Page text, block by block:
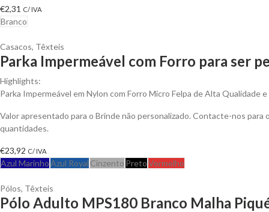
€2,31 C/ IVA
Branco
Casacos, Têxteis
Parka Impermeável com Forro para ser
Highlights:
Parka Impermeável em Nylon com Forro Micro Felpa de Alta Qualidade
Valor apresentado para o Brinde não personalizado. Contacte-nos
quantidades.
€23,92 C/ IVA
Azul MarinhoAzul Royal Cinzento PretoVermelho
Pólos, Têxteis
Pólo Adulto MPS180 Branco Malha